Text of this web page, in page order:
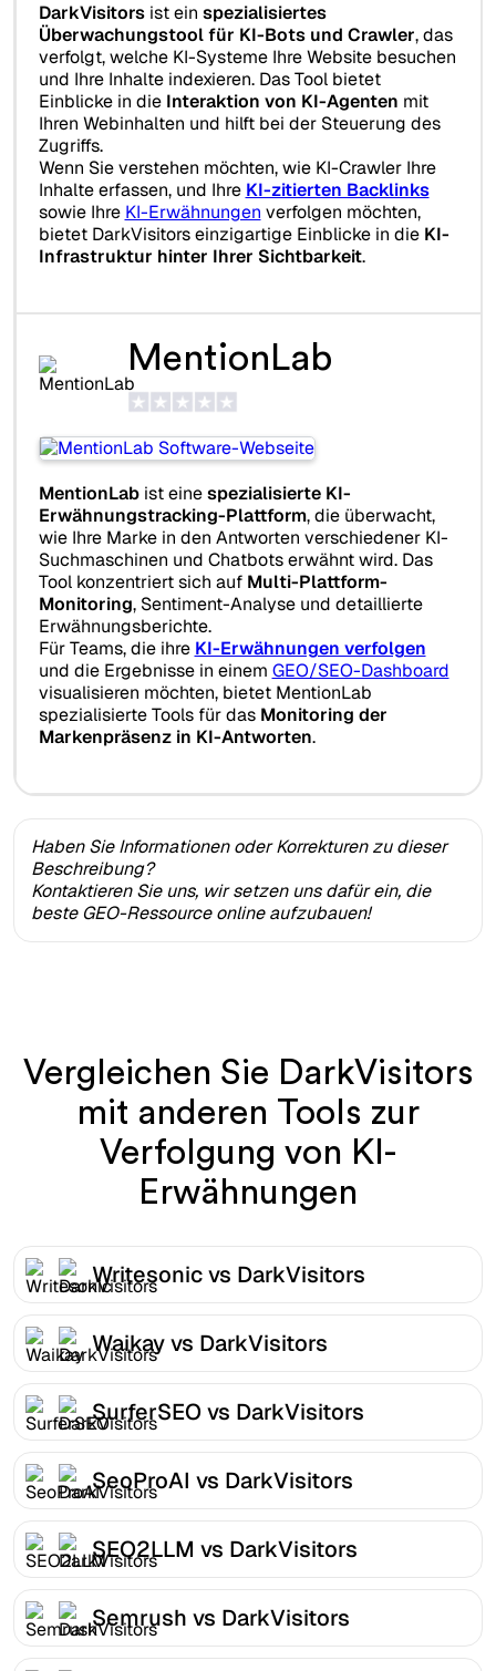
DarkVisitorsist ein spezialisiertes
Überwachungstool für KI-Bots und Crawler, das
verfolgt, welche KI-Systeme Ihre Website besuchen
und Ihre Inhalte indexieren. Das Tool bietet
Einblicke in die Interaktion von KI-Agenten mit
Ihren Webinhalten und hilft bei der Steuerung des
Zugriffs.
Wenn Sie verstehen möchten, wie KI-Crawler Ihre
Inhalte erfassen, und Ihre KI-zitierten Backlinks
sowie Ihre KI-Erwähnungen verfolgen möchten,
bietet DarkVisitors einzigartige Einblicke in die KI-
Infrastruktur hinter Ihrer Sichtbarkeit.
MentionLab
MentionLabist einespezialisierte KI-
Erwähnungstracking-Plattform, die überwacht,
wie Ihre Marke in den Antworten verschiedener KI-
Suchmaschinen und Chatbots erwähnt wird. Das
Tool konzentriert sich auf Multi-Plattform-
Monitoring, Sentiment-Analyse und detaillierte
Erwähnungsberichte.
Für Teams, die ihre KI-Erwähnungen verfolgen
und die Ergebnisse in einem GEO/SEO-Dashboard
visualisieren möchten, bietet MentionLab
spezialisierte Tools für das Monitoring der
Markenpräsenz in KI-Antworten.
Haben Sie Informationen oder Korrekturen zu dieser
Beschreibung?
Kontaktieren Sie uns, wir setzen uns dafür ein, die
beste GEO-Ressource online aufzubauen!
Vergleichen Sie DarkVisitors
mit anderen Tools zur
Verfolgung von KI-
Erwähnungen
Writesonic vs DarkVisitors
Waikay vs DarkVisitors
SurferSEO vs DarkVisitors
SeoProAI vs DarkVisitors
SEO2LLM vs DarkVisitors
Semrush vs DarkVisitors